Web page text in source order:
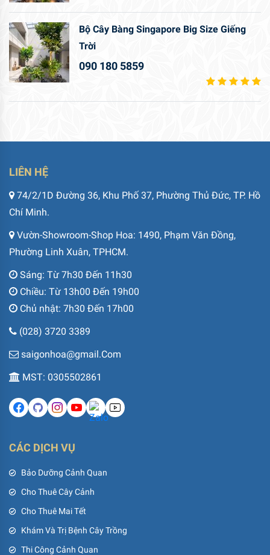
Bộ Cây Bàng Singapore Big Size Giếng
Trời
090 180 5859
LIÊN HỆ
74/2/1D Đường 36, Khu Phố 37, Phường Thủ Đức, TP. Hồ
Chí Minh.
Vườn-Showroom-Shop Hoa: 1490, Phạm Văn Đồng,
Phường Linh Xuân, TPHCM.
Sáng: Từ 7h30 Đến 11h30
Chiều: Từ 13h00 Đến 19h00
Chủ nhật: 7h30 Đến 17h00
(028) 3720 3389
saigonhoa@gmail.Com
MST: 0305502861
CÁC DỊCH VỤ
Bảo Dưỡng Cảnh Quan
Cho Thuê Cây Cảnh
Cho Thuê Mai Tết
Khám Và Trị Bệnh Cây Trồng
Thi Công Cảnh Quan